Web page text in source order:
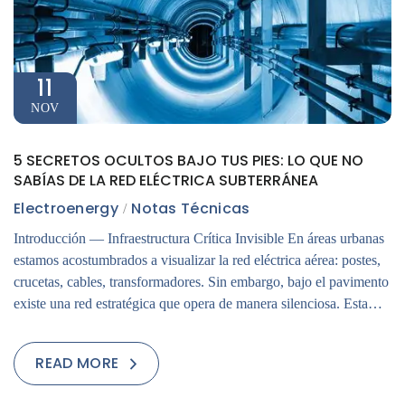
11
NOV
5 SECRETOS OCULTOS BAJO TUS PIES: LO QUE NO
SABÍAS DE LA RED ELÉCTRICA SUBTERRÁNEA
Electroenergy
Notas Técnicas
Introducción — Infraestructura Crítica Invisible En áreas urbanas
estamos acostumbrados a visualizar la red eléctrica aérea: postes,
crucetas, cables, transformadores. Sin embargo, bajo el pavimento
existe una red estratégica que opera de manera silenciosa. Esta…
READ MORE